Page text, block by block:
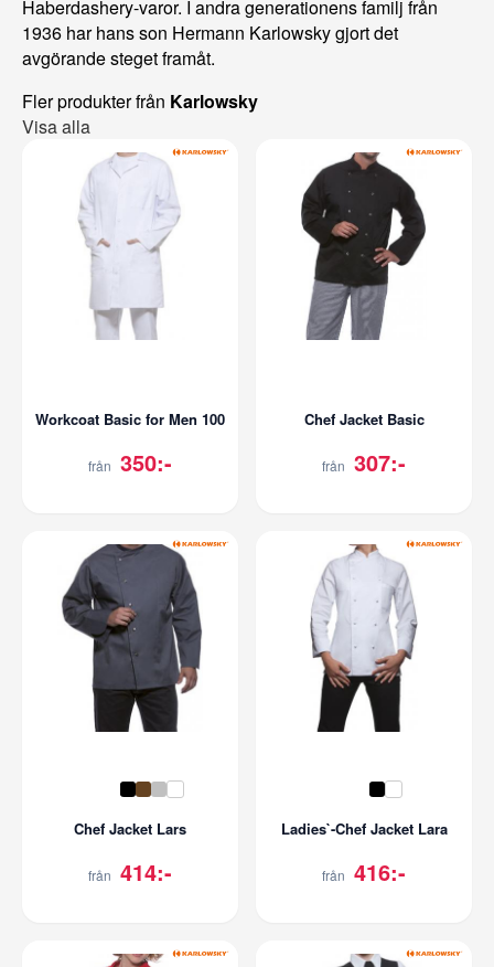
Haberdashery-varor. I andra generationens familj från
1936 har hans son Hermann Karlowsky gjort det
avgörande steget framåt.
Fler produkter från Karlowsky
Visa alla
Workcoat Basic for Men 100
från 350:-
Chef Jacket Basic
från 307:-
Chef Jacket Lars
från 414:-
Ladies`-Chef Jacket Lara
från 416:-